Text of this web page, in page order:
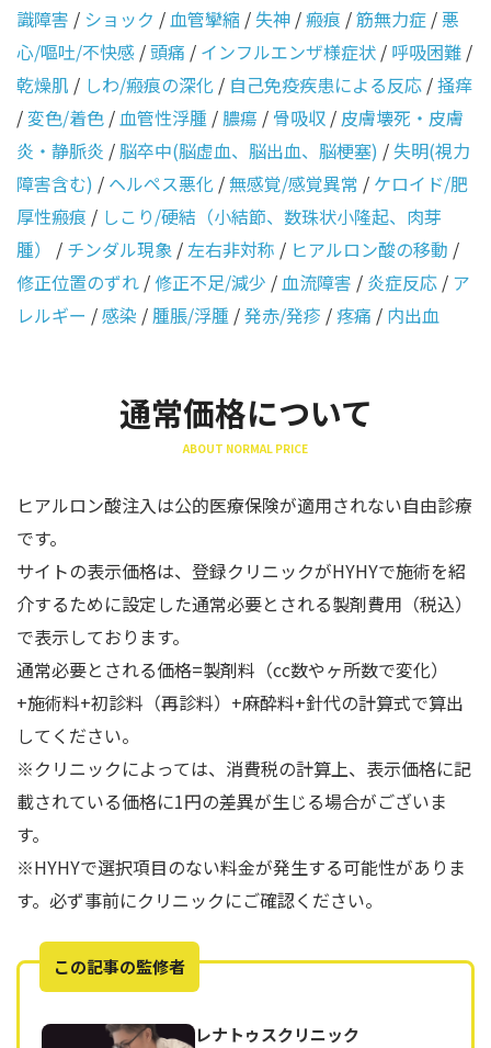
識障害 / ショック /血管攣縮 /失神 /瘢痕 /筋無力症 /悪
心/嘔吐/不快感 /頭痛 / インフルエンザ様症状 / 呼吸困難 /
乾燥肌 / しわ/瘢痕の深化 / 自己免疫疾患による反応 /掻痒
/変色/着色 /血管性浮腫 /膿瘍 / 骨吸収 / 皮膚壊死・皮膚
炎・静脈炎 /脳卒中(脳虚血、脳出血、脳梗塞) /失明(視力
障害含む) / ヘルペス悪化 /無感覚/感覚異常 / ケロイド/肥
厚性瘢痕 / しこり/硬結（小結節、数珠状小隆起、肉芽
腫）
/ チンダル現象 /左右非対称 / ヒアルロン酸の移動 /
修正位置のずれ /修正不足/減少 /血流障害 / 炎症反応 / ア
レルギー /感染 /腫脹/浮腫 /発赤/発疹 /疼痛 / 内出血
通常価格について
ABOUT NORMAL PRICE
ヒアルロン酸注入は公的医療保険が適用されない自由診療
です。
サイトの表示価格は、登録クリニックがHYHYで施術を紹
介するために設定した通常必要とされる製剤費用（税込）
で表示しております。
通常必要とされる価格=製剤料（cc数やヶ所数で変化）
+施術料+初診料（再診料）+麻酔料+針代の計算式で算出
してください。
※クリニックによっては、消費税の計算上、表示価格に記
載されている価格に1円の差異が生じる場合がございま
す。
※HYHYで選択項目のない料金が発生する可能性がありま
す。必ず事前にクリニックにご確認ください。
この記事の監修者
レナトゥスクリニック